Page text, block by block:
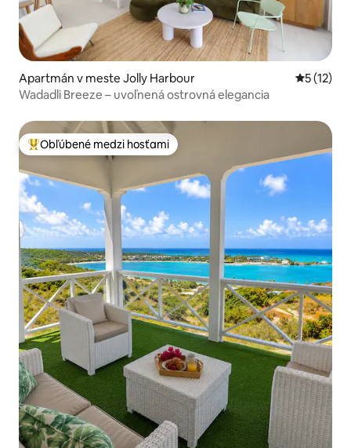
Apartmán v meste Jolly Harbour
5 (12)
Wadadli Breeze – uvoľnená ostrovná elegancia
Najobľúbenejšie medzi hosťami
Obľúbené medzi hosťami